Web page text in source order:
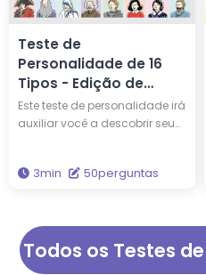
Teste de
Personalidade de 16
Tipos - Edição de
Figuras Históricas
Este teste de personalidade irá
auxiliar você a descobrir seu
personalidades de pessoas
mesmo tipo de personalidade
que Edison e Einstein! Realize o
teste para obter novas
3min 50perguntas
Todos os Testes